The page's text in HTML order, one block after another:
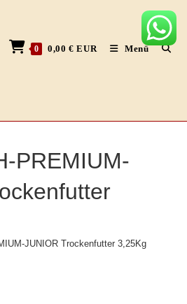
0 0,00€ EUR Menü
PREMIUM-
JUNIOR Trockenfutter 3,25Kg